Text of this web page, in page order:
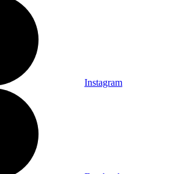
Instagram